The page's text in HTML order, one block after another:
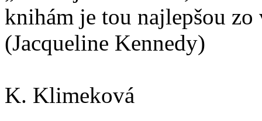
knihám je tou najlepšou zo
(Jacqueline Kennedy)
K. Klimeková